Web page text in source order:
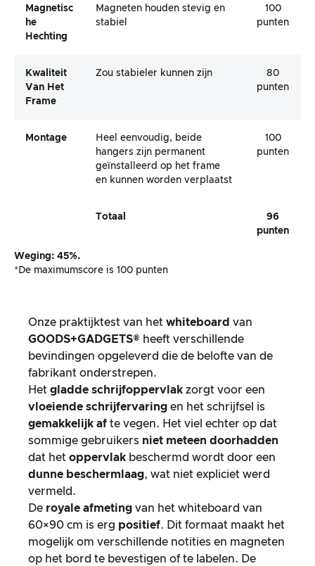
Magnetisc
He
Hechting
Magneten houden stevig en
stabiel
100
punten
Kwaliteit
Van Het
Frame
Zou stabieler kunnen zijn
80
punten
Montage
Heel eenvoudig, beide
hangers zijn permanent
geïnstalleerd op het frame
en kunnen worden verplaatst
100
punten
Totaal
96
punten
Weging: 45%.
*De maximumscore is 100 punten
Onze praktijktest van het whiteboard van
GOODS+GADGETS® heeft verschillende
bevindingen opgeleverd die de belofte van de
fabrikant onderstrepen.
Het gladde schrijfoppervlak zorgt voor een
vloeiende schrijfervaring en het schrijfsel is
gemakkelijk af te vegen. Het viel echter op dat
sommige gebruikers niet meteen doorhadden
dat het oppervlak beschermd wordt door een
dunne beschermlaag, wat niet expliciet werd
vermeld.
De royale afmeting van het whiteboard van
60×90 cm is erg positief. Dit formaat maakt het
mogelijk om verschillende notities en magneten
op het bord te bevestigen of te labelen. De